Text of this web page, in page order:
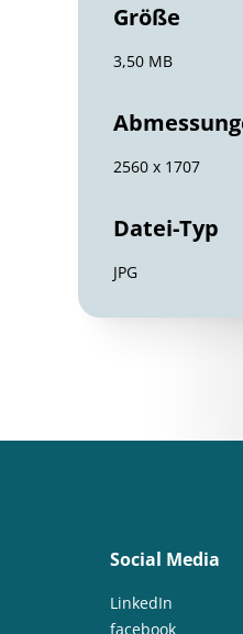
Größe
3,50 MB
2560 x 1707
Datei-Typ
JPG
Social Media
LinkedIn
facebook